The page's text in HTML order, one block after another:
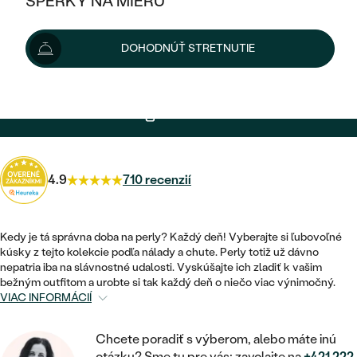
KOMBINOVANÉ ZLATO
PODĽA ŠTÝLU
BEZ KAMEŇA
ETERNITY
VYKROJENÉ
VINTAGE
NETRADIČNÉ
POSTRANNÉ DRAHOKAMY
HALO
VINTAGE
SET ZÁSNUBNÉHO PRSTEŇA A
OBRÚČOK
NETRADIČNÉ
ZOSTAVTE SI PRSTEŇ
VÝPREDAJ
ŠPERKY ČO POMÁHAJÚ
PODĽA TYPU
NÁUŠNICE
PRSTENE
PRÍVESKY
NÁRAMKY
SETY
PÁNSKE ŠPERKY
PLATINOVÉ
NAPICHOVACIE
KRUHOVÉ
VISIACE
SOLITÉR
V TVARE SRDCA
ZLATÉ
STRIEBORNÉ
PODĽA ŠTÝLU
SOLITÉR
NARODENIE DIEŤAŤA
PERSONALIZOVANÉ
SO ZNAMENÍM ZVEROKRUHU
MINIMALISTICKÉ
VÝPREDAJ
ZLATÉ
STRIEBORNÉ
PLATINOVÉ
PODĽA ŠTÝLU
ETERNITY
DOHODNÚŤ STRETNUTIE
EXPRESNÁ VÝROBA
4.9 710 recenzií
Kedy je tá správna doba na perly? Každý deň! Vyberajte si ľubovoľné
kúsky z tejto kolekcie podľa nálady a chute. Perly totiž už dávno
nepatria iba na slávnostné udalosti. Vyskúšajte ich zladiť k vašim
bežným outfitom a urobte si tak každý deň o niečo viac výnimočný.
VIAC INFORMÁCIÍ
Chcete poradiť s výberom, alebo máte inú